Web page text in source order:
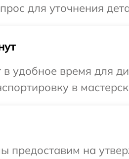
для уточнения
удобное время для
в
предоставим на